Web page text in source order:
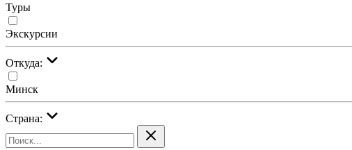
Туры
Экскурсии
Откуда:
Минск
Страна: